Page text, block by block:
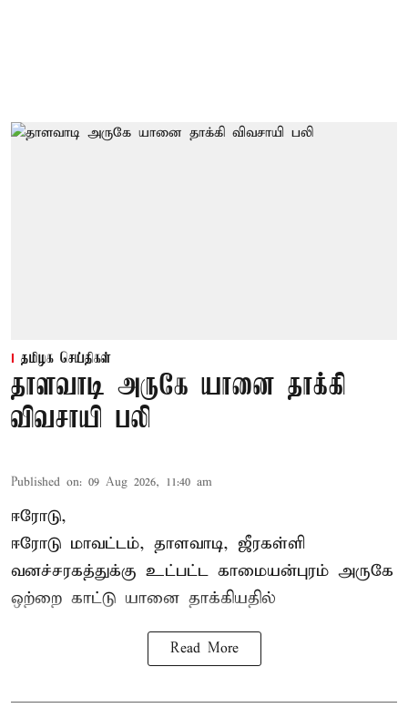
தமிழக செய்திகள்
தாளவாடி அருகே யானை தாக்கி
விவசாயி பலி
Published on: 09 Aug 2026, 11:40 am
ஈரோடு,
ஈரோடு மாவட்டம், தாளவாடி, ஜீரகள்ளி
வனச்சரகத்துக்கு உட்பட்ட காமையன்புரம் அருகே
ஒற்றை காட்டு யானை தாக்கியதில்
Read More